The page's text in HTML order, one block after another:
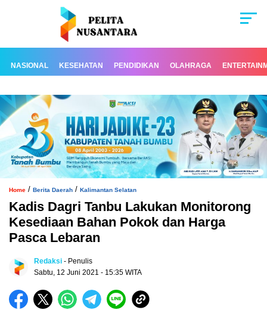
NASIONAL KESEHATAN PENDIDIKAN OLAHRAGA
Home / Berita Daerah / Kalimantan Selatan
Kadis Dagri Tanbu Lakukan Monitorong
Kesediaan Bahan Pokok dan Harga
Pasca Lebaran
Redaksi - Penulis
Sabtu, 12 Juni 2021 - 15:35 WITA